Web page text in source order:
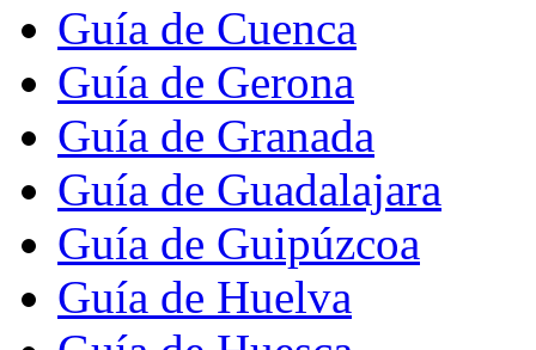
Guía de Cuenca
Guía de Gerona
Guía de Granada
Guía de Guadalajara
Guía de Guipúzcoa
Guía de Huelva